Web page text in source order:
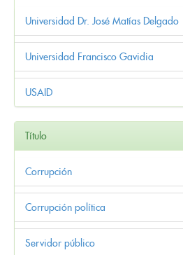
Universidad Dr. José Matías Delgado
Universidad Francisco Gavidia
USAID
Título
Corrupción
Corrupción política
Servidor público